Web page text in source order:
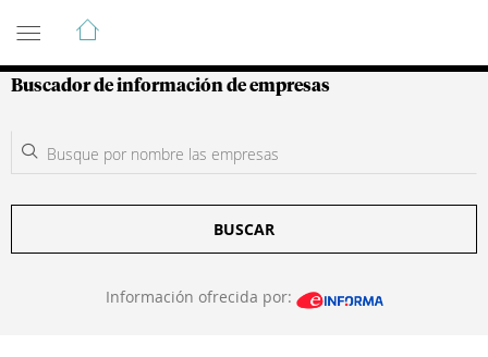
Guía de Empresas Colombianas
Buscador de información de empresas
BUSCAR
Información ofrecida por: